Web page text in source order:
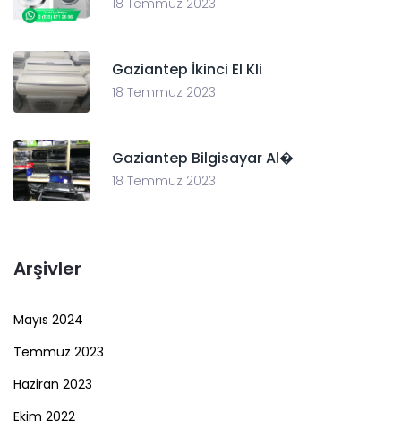
Gaziantep İkinci El Kli
18 Temmuz 2023
Gaziantep Bilgisayar Al�
18 Temmuz 2023
Arşivler
Mayıs 2024
Temmuz 2023
Haziran 2023
Ekim 2022